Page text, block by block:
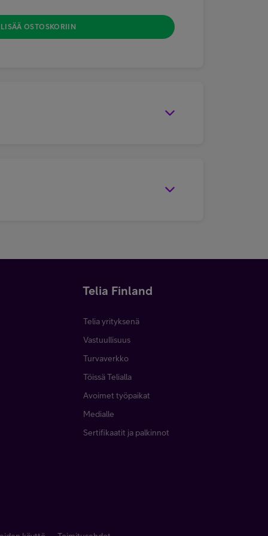
LISÄÄ OSTOSKORIIN
Telia Finland
Telia yrityksenä
Vastuullisuus
Turvaverkko
Töissä Telialla
Avoimet työpaikat
Medialle
Sertifikaatit ja palkinnot